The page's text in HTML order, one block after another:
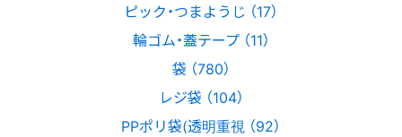
ピック・つまようじ （17）
輪ゴム・蓋テープ （11）
袋 （780）
レジ袋 （104）
PPポリ袋(透明重視 （92）